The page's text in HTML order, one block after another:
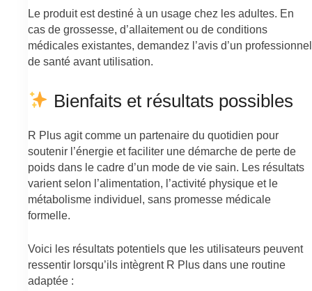
Le produit est destiné à un usage chez les adultes. En
cas de grossesse, d’allaitement ou de conditions
médicales existantes, demandez l’avis d’un professionnel
de santé avant utilisation.
Bienfaits et résultats possibles
R Plus agit comme un partenaire du quotidien pour
soutenir l’énergie et faciliter une démarche de perte de
poids dans le cadre d’un mode de vie sain. Les résultats
varient selon l’alimentation, l’activité physique et le
métabolisme individuel, sans promesse médicale
formelle.
Voici les résultats potentiels que les utilisateurs peuvent
ressentir lorsqu’ils intègrent R Plus dans une routine
adaptée :